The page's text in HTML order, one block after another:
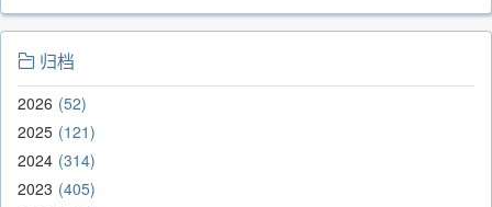
归档
2026 52
2025 121
2024 314
2023 405